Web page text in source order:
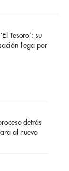
Tesoro’: su
llega por
detrás
al nuevo